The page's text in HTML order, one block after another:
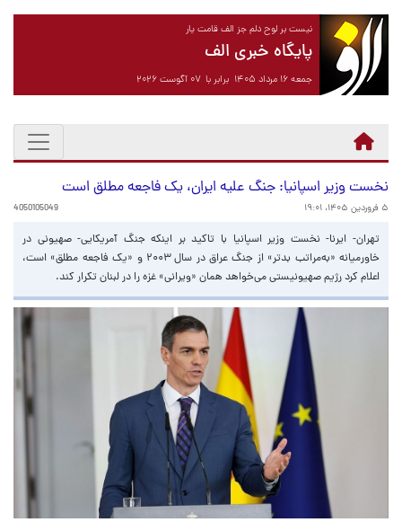
نیست بر لوح دلم جز الف قامت یار
پایگاه خبری الف
جمعه ۱۶ مرداد ۱۴۰۵ برابر با ۰۷ آگوست ۲۰۲۶
نخست وزیر اسپانیا: جنگ علیه ایران، یک فاجعه مطلق است
۵ فروردین ۱۴۰۵، ۱۹:۰۱ 4050105049
تهران- ایرنا- نخست وزیر اسپانیا با تاکید بر اینکه جنگ آمریکایی- صهیونی در
خاورمیانه «به‌مراتب بدتر» از جنگ عراق در سال ۲۰۰۳ و «یک فاجعه مطلق» است،
اعلام کرد رژیم صهیونیستی می‌خواهد همان «ویرانی» غزه را در لبنان تکرار کند.